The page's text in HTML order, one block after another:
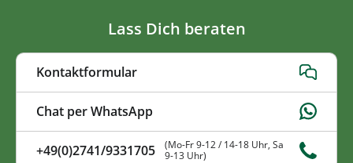
Lass Dich beraten
Kontaktformular
Chat per WhatsApp
+49(0)2741/9331705
(Mo-Fr 9-12 / 14-18 Uhr, Sa
9-13 Uhr)